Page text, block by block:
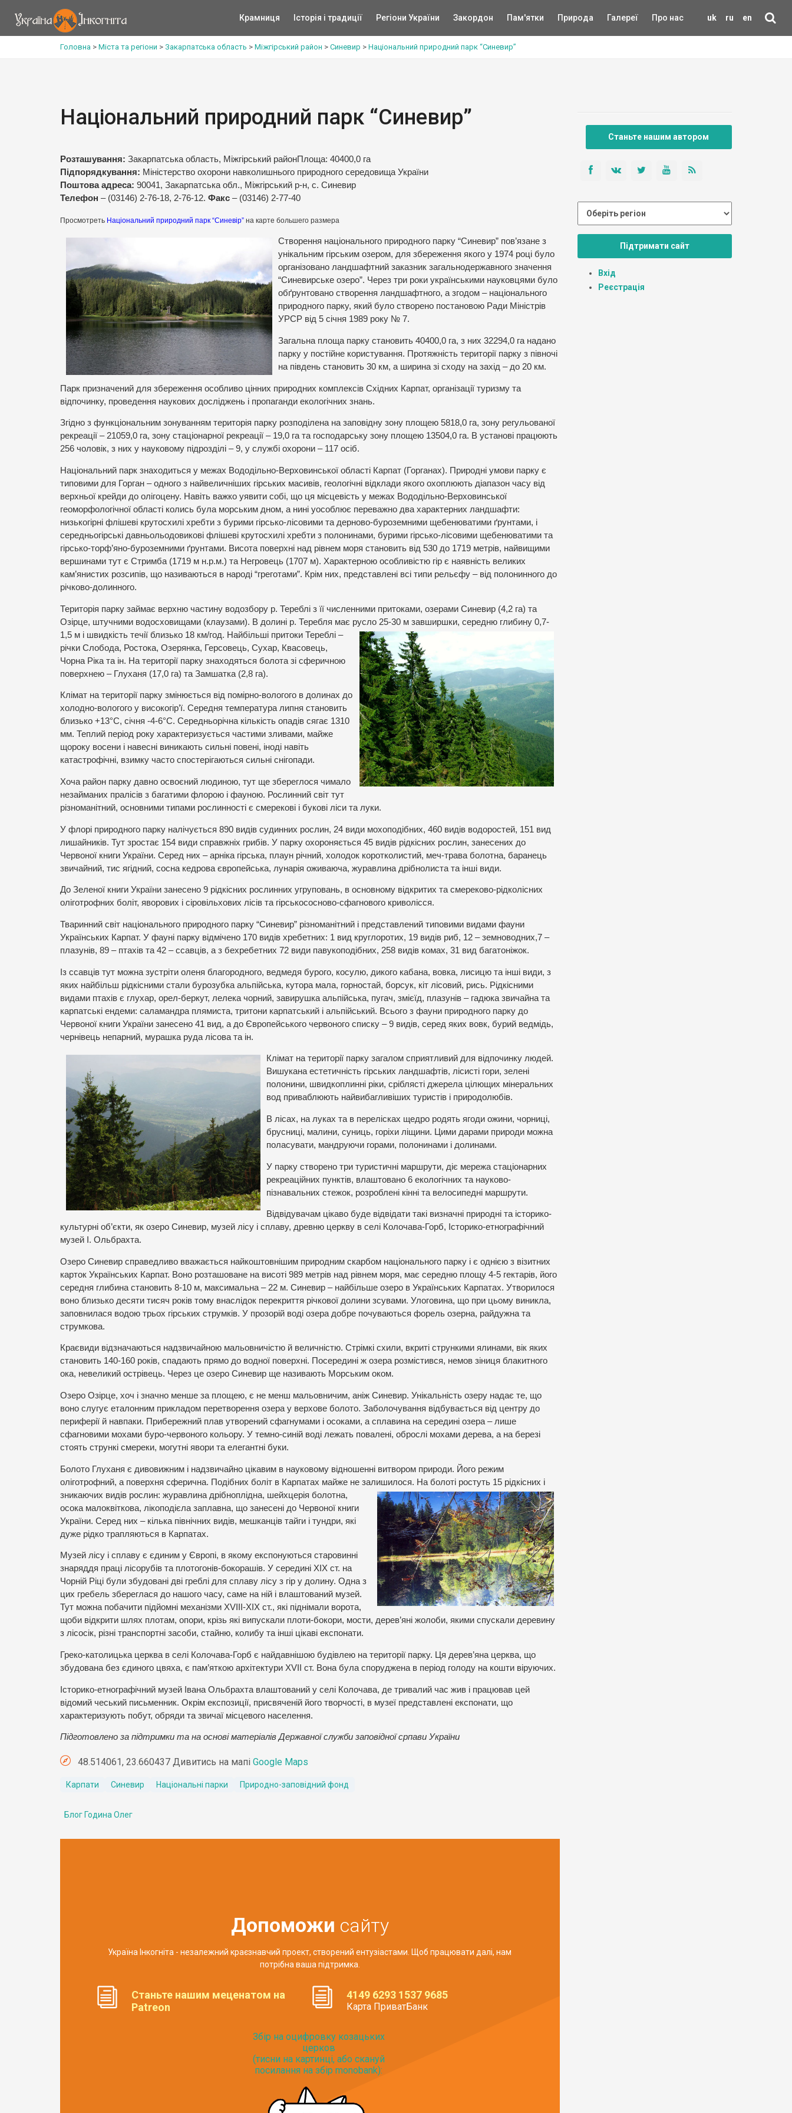
uk ru en
Крамниця Історія і традиції Регіони України Закордон Пам'ятки Природа Галереї Про нас
Головна > Міста та регіони > Закарпатська область > Міжгірський район > Синевир > Національний природний парк “Синевир”
Національний природний парк “Синевир”
Розташування: Закарпатська область, Міжгірський районПлоща: 40400,0 га
Підпорядкування: Міністерство охорони навколишнього природного середовища України
Поштова адреса: 90041, Закарпатська обл., Міжгірський р-н, с. Синевир
Телефон – (03146) 2-76-18, 2-76-12. Факс – (03146) 2-77-40
Просмотреть Національний природний парк “Синевір” на карте большего размера
Створення національного природного парку “Синевир” пов’язане з
унікальним гірським озером, для збереження якого у 1974 році було
організовано ландшафтний заказник загальнодержавного значення
“Синевирське озеро”. Через три роки українськими науковцями було
обґрунтовано створення ландшафтного, а згодом – національного
природного парку, який було створено постановою Ради Міністрів
УРСР від 5 січня 1989 року № 7.
Загальна площа парку становить 40400,0 га, з них 32294,0 га надано
парку у постійне користування. Протяжність території парку з півночі
на південь становить 30 км, а ширина зі сходу на захід – до 20 км.
Парк призначений для збереження особливо цінних природних комплексів Східних Карпат, організації туризму та
відпочинку, проведення наукових досліджень і пропаганди екологічних знань.
Згідно з функціональним зонуванням територія парку розподілена на заповідну зону площею 5818,0 га, зону регульованої
рекреації – 21059,0 га, зону стаціонарної рекреації – 19,0 га та господарську зону площею 13504,0 га. В установі працюють
256 чоловік, з них у науковому підрозділі – 9, у службі охорони – 117 осіб.
Національний парк знаходиться у межах Вододільно-Верховинської області Карпат (Горганах). Природні умови парку є
типовими для Горган – одного з найвеличніших гірських масивів, геологічні відклади якого охоплюють діапазон часу від
верхньої крейди до олігоцену. Навіть важко уявити собі, що ця місцевість у межах Вододільно-Верховинської
геоморфологічної області колись була морським дном, а нині уособлює переважно два характерних ландшафти:
низькогірні флішеві крутосхилі хребти з бурими гірсько-лісовими та дерново-буроземними щебенюватими ґрунтами, і
середньогірські давньольодовикові флішеві крутосхилі хребти з полонинами, бурими гірсько-лісовими щебенюватими та
гірсько-торф’яно-буроземними ґрунтами. Висота поверхні над рівнем моря становить від 530 до 1719 метрів, найвищими
вершинами тут є Стримба (1719 м н.р.м.) та Негровець (1707 м). Характерною особливістю гір є наявність великих
кам’янистих розсипів, що називаються в народі “греготами”. Крім них, представлені всі типи рельєфу – від полонинного до
річково-долинного.
Територія парку займає верхню частину водозбору р. Тереблі з її численними притоками, озерами Синевир (4,2 га) та
Озірце, штучними водосховищами (клаузами). В долині р. Теребля має русло 25-30 м завширшки, середню глибину 0,7-
1,5 м і швидкість течії близько 18 км/год. Найбільші притоки Тереблі –
річки Слобода, Ростока, Озерянка, Герсовець, Сухар, Квасовець,
Чорна Ріка та ін. На території парку знаходяться болота зі сферичною
поверхнею – Глуханя (17,0 га) та Замшатка (2,8 га).
Клімат на території парку змінюється від помірно-вологого в долинах до
холодно-вологого у високогір’ї. Середня температура липня становить
близько +13°С, січня -4-6°С. Середньорічна кількість опадів сягає 1310
мм. Теплий період року характеризується частими зливами, майже
щороку восени і навесні виникають сильні повені, іноді навіть
катастрофічні, взимку часто спостерігаються сильні снігопади.
Хоча район парку давно освоєний людиною, тут ще збереглося чимало
незайманих пралісів з багатими флорою і фауною. Рослинний світ тут
різноманітний, основними типами рослинності є смерекові і букові ліси та луки.
У флорі природного парку налічується 890 видів судинних рослин, 24 види мохоподібних, 460 видів водоростей, 151 вид
лишайників. Тут зростає 154 види справжніх грибів. У парку охороняється 45 видів рідкісних рослин, занесених до
Червоної книги України. Серед них – арніка гірська, плаун річний, холодок коротколистий, меч-трава болотна, баранець
звичайний, тис ягідний, сосна кедрова європейська, лунарія оживаюча, журавлина дрібнолиста та інші види.
До Зеленої книги України занесено 9 рідкісних рослинних угруповань, в основному відкритих та смереково-рідколісних
оліготрофних боліт, яворових і сіровільхових лісів та гірськососново-сфагнового криволісся.
Тваринний світ національного природного парку “Синевир” різноманітний і представлений типовими видами фауни
Українських Карпат. У фауні парку відмічено 170 видів хребетних: 1 вид круглоротих, 19 видів риб, 12 – земноводних,7 –
плазунів, 89 – птахів та 42 – ссавців, а з бехребетних 72 види павукоподібних, 258 видів комах, 31 вид багатоніжок.
Із ссавців тут можна зустріти оленя благородного, ведмедя бурого, косулю, дикого кабана, вовка, лисицю та інші види, з
яких найбільш рідкісними стали бурозубка альпійська, кутора мала, горностай, борсук, кіт лісовий, рись. Рідкісними
видами птахів є глухар, орел-беркут, лелека чорний, завирушка альпійська, пугач, змієїд, плазунів – гадюка звичайна та
карпатські ендеми: саламандра плямиста, тритони карпатський і альпійський. Всього з фауни природного парку до
Червоної книги України занесено 41 вид, а до Європейського червоного списку – 9 видів, серед яких вовк, бурий ведмідь,
чернівець непарний, мурашка руда лісова та ін.
Клімат на території парку загалом сприятливий для відпочинку людей.
Вишукана естетичність гірських ландшафтів, лісисті гори, зелені
полонини, швидкоплинні ріки, сріблясті джерела цілющих мінеральних
вод приваблюють найвибагливіших туристів і природолюбів.
В лісах, на луках та в перелісках щедро родять ягоди ожини, чорниці,
брусниці, малини, суниць, горіхи ліщини. Цими дарами природи можна
поласувати, мандруючи горами, полонинами і долинами.
У парку створено три туристичні маршрути, діє мережа стаціонарних
рекреаційних пунктів, влаштовано 6 екологічних та науково-
пізнавальних стежок, розроблені кінні та велосипедні маршрути.
Відвідувачам цікаво буде відвідати такі визначні природні та історико-
культурні об’єкти, як озеро Синевир, музей лісу і сплаву, древню церкву в селі Колочава-Горб, Історико-етнографічний
музей І. Ольбрахта.
Озеро Синевир справедливо вважається найкоштовнішим природним скарбом національного парку і є однією з візитних
карток Українських Карпат. Воно розташоване на висоті 989 метрів над рівнем моря, має середню площу 4-5 гектарів, його
середня глибина становить 8-10 м, максимальна – 22 м. Синевир – найбільше озеро в Українських Карпатах. Утворилося
воно близько десяти тисяч років тому внаслідок перекриття річкової долини зсувами. Улоговина, що при цьому виникла,
заповнилася водою трьох гірських струмків. У прозорій воді озера добре почуваються форель озерна, райдужна та
струмкова.
Краєвиди відзначаються надзвичайною мальовничістю й величністю. Стрімкі схили, вкриті стрункими ялинами, вік яких
становить 140-160 років, спадають прямо до водної поверхні. Посередині ж озера розмістився, немов зіниця блакитного
ока, невеликий острівець. Через це озеро Синевир ще називають Морським оком.
Озеро Озірце, хоч і значно менше за площею, є не менш мальовничим, аніж Синевир. Унікальність озеру надає те, що
воно слугує еталонним прикладом перетворення озера у верхове болото. Заболочування відбувається від центру до
периферії й навпаки. Прибережний плав утворений сфагнумами і осоками, а сплавина на середині озера – лише
сфагновими мохами буро-червоного кольору. У темно-синій воді лежать повалені, оброслі мохами дерева, а на березі
стоять стрункі смереки, могутні явори та елегантні буки.
Болото Глуханя є дивовижним і надзвичайно цікавим в науковому відношенні витвором природи. Його режим
оліготрофний, а поверхня сферична. Подібних боліт в Карпатах майже не залишилося. На болоті ростуть 15 рідкісних і
зникаючих видів рослин: журавлина дрібноплідна, шейхцерія болотна,
осока малоквіткова, лікоподієла заплавна, що занесені до Червоної книги
України. Серед них – кілька північних видів, мешканців тайги і тундри, які
дуже рідко трапляються в Карпатах.
Музей лісу і сплаву є єдиним у Європі, в якому експонуються старовинні
знаряддя праці лісорубів та плотогонів-бокорашів. У середині XIX ст. на
Чорній Ріці були збудовані дві греблі для сплаву лісу з гір у долину. Одна з
цих гребель збереглася до нашого часу, саме на ній і влаштований музей.
Тут можна побачити підйомні механізми XVIII-XIX ст., які піднімали ворота,
щоби відкрити шлях плотам, опори, крізь які випускали плоти-бокори, мости, дерев’яні жолоби, якими спускали деревину
з лісосік, різні транспортні засоби, стайню, колибу та інші цікаві експонати.
Греко-католицька церква в селі Колочава-Горб є найдавнішою будівлею на території парку. Ця дерев’яна церква, що
збудована без єдиного цвяха, є пам’яткою архітектури XVII ст. Вона була споруджена в період голоду на кошти віруючих.
Історико-етнографічний музей Івана Ольбрахта влаштований у селі Колочава, де тривалий час жив і працював цей
відомий чеський письменник. Окрім експозиції, присвяченій його творчості, в музеї представлені експонати, що
характеризують побут, обряди та звичаї місцевого населення.
Підготовлено за підтримки та на основі матеріалів Державної служби заповідної српави України
48.514061, 23.660437 Дивитись на мапі Google Maps
Карпати Синевир Національні парки Природно-заповідний фонд
Блог Година Олег
Допоможи сайту
Україна Інкогніта - незалежний краєзнавчий проект, створений ентузіастами. Щоб працювати далі, нам
потрібна ваша підтримка.
Станьте нашим меценатом на
Patreon
4149 6293 1537 9685
Карта ПриватБанк
Збір на оцифровку козацьких
церков
(тисни на картинці, або скануй
посилання на збір monobank):
Станьте нашим автором
Підтримати сайт
Вхід
Реєстрація